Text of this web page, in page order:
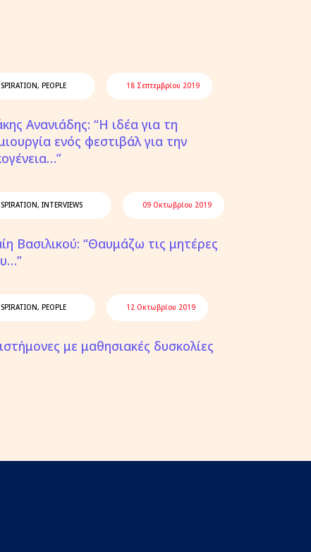
, PEOPLE 18 Σεπτεμβρίου 2019
Ανανιάδης: “Η ιδέα για τη
ενός φεστιβάλ για την
, INTERVIEWS 09 Οκτωβρίου 2019
Βασιλικού: “Θαυμάζω τις μητέρες
, PEOPLE 12 Οκτωβρίου 2019
με μαθησιακές δυσκολίες